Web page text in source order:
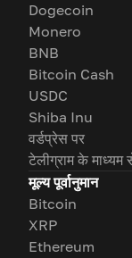
Dogecoin
Monero
BNB
Bitcoin Cash
USDC
Shiba Inu
वर्डप्रेस पर
टेलीग्राम के माध्यम
मूल्य पूर्वानुमान
Bitcoin
XRP
Ethereum